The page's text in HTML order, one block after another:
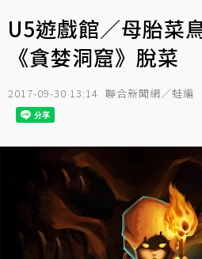
U5遊戲館／母胎菜
《貪婪洞窟》脫菜
2017-09-30 13:14 聯合新聞網／蛙編